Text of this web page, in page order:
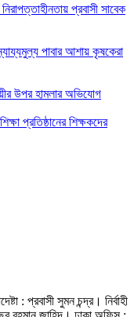
প্রবাসী সাবেক
পাবার আশায় কৃষকেরা
উপর হামলার অভিযোগ
প্রতিষ্ঠানের শিক্ষকদের
: প্রবাসী সুমন চন্দ্র। নির্বাহী